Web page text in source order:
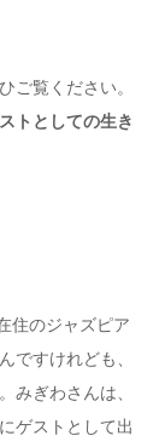
ご覧ください。
トとしての生き
住のジャズピア
ですけれども、
みぎわさんは、
ゲストとして出